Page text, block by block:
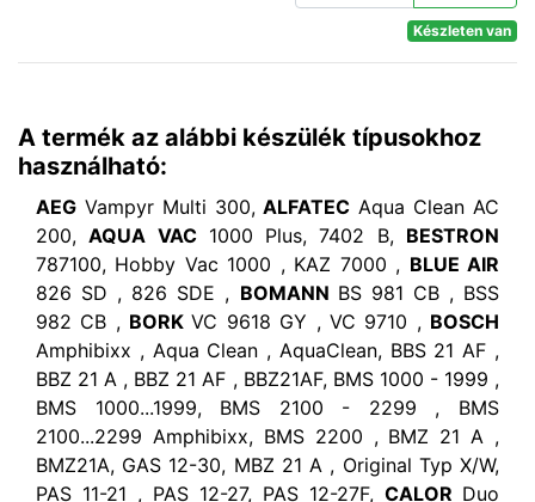
Készleten van
A termék az alábbi készülék típusokhoz
használható:
AEG Vampyr Multi 300,ALFATEC Aqua Clean AC
200,AQUA VAC1000 Plus, 7402 B, BESTRON
787100, Hobby Vac 1000 , KAZ 7000 , BLUE AIR
826 SD , 826 SDE , BOMANN BS 981 CB , BSS
982 CB , BORKVC 9618 GY , VC 9710 , BOSCH
Amphibixx , Aqua Clean , AquaClean, BBS 21 AF ,
BBZ 21 A , BBZ 21 AF , BBZ21AF, BMS 1000 - 1999 ,
BMS 1000...1999, BMS 2100 - 2299 , BMS
2100...2299 Amphibixx, BMS 2200 , BMZ 21 A ,
BMZ21A, GAS 12-30, MBZ 21 A , Original Typ X/W,
PAS 11-21 , PAS 12-27, PAS 12-27F, CALOR Duo